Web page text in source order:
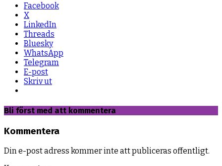
Facebook
X
LinkedIn
Threads
Bluesky
WhatsApp
Telegram
E-post
Skriv ut
Bli först med att kommentera
Kommentera
Din e-post adress kommer inte att publiceras offentligt.